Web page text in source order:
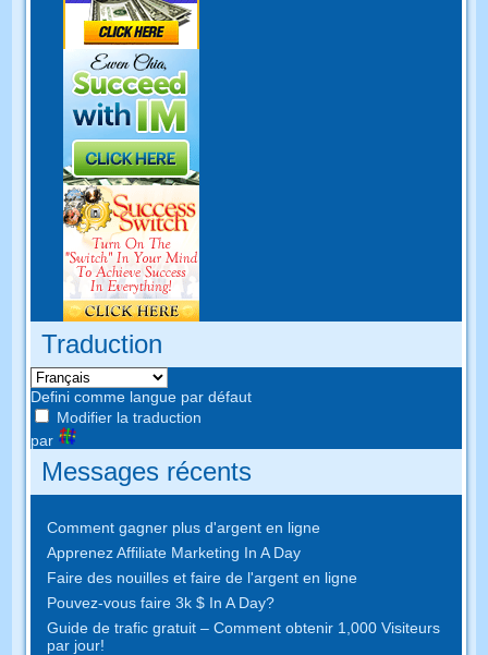
Traduction
Defini comme langue par défaut
Modifier la traduction
par
Messages récents
Comment gagner plus d'argent en ligne
Apprenez Affiliate Marketing In A Day
Faire des nouilles et faire de l'argent en ligne
Pouvez-vous faire 3k $ In A Day?
Guide de trafic gratuit – Comment obtenir 1,000 Visiteurs
par jour!